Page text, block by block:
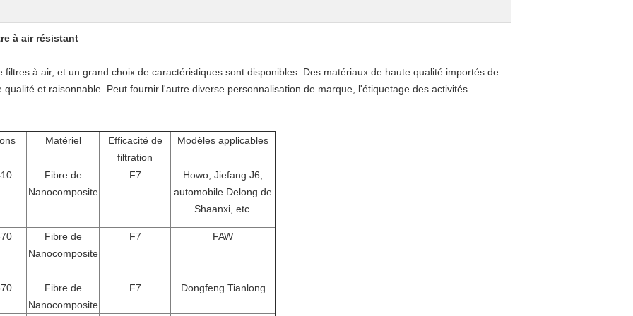
à air résistant
à air, et un grand choix de caractéristiques sont disponibles. Des matériaux de haute qualité importés de
et raisonnable. Peut fournir l'autre diverse personnalisation de marque, l'étiquetage des activités
Matériel
Efficacité de
filtration
Modèles applicables
Fibre de
Nanocomposite
F7
Howo, Jiefang J6,
automobile Delong de
Shaanxi, etc.
Fibre de
Nanocomposite
F7 FAW
Fibre de
Nanocomposite
F7 Dongfeng Tianlong